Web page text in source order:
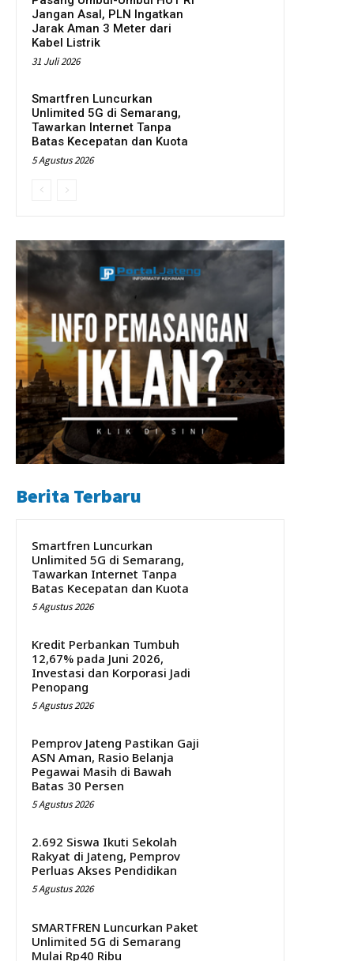
Jangan Asal, PLN Ingatkan
Jarak Aman 3 Meter dari
Kabel Listrik
31 Juli 2026
Smartfren Luncurkan
Unlimited 5G di Semarang,
Tawarkan Internet Tanpa
Batas Kecepatan dan Kuota
5 Agustus 2026
Berita Terbaru
Smartfren Luncurkan
Unlimited 5G di Semarang,
Tawarkan Internet Tanpa
Batas Kecepatan dan Kuota
5 Agustus 2026
Kredit Perbankan Tumbuh
12,67% pada Juni 2026,
Investasi dan Korporasi Jadi
Penopang
5 Agustus 2026
Pemprov Jateng Pastikan Gaji
ASN Aman, Rasio Belanja
Pegawai Masih di Bawah
Batas 30 Persen
5 Agustus 2026
2.692 Siswa Ikuti Sekolah
Rakyat di Jateng, Pemprov
Perluas Akses Pendidikan
5 Agustus 2026
SMARTFREN Luncurkan Paket
Unlimited 5G di Semarang
Mulai Rp40 Ribu